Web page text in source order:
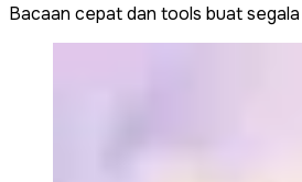
Bacaan cepat dan tools buat